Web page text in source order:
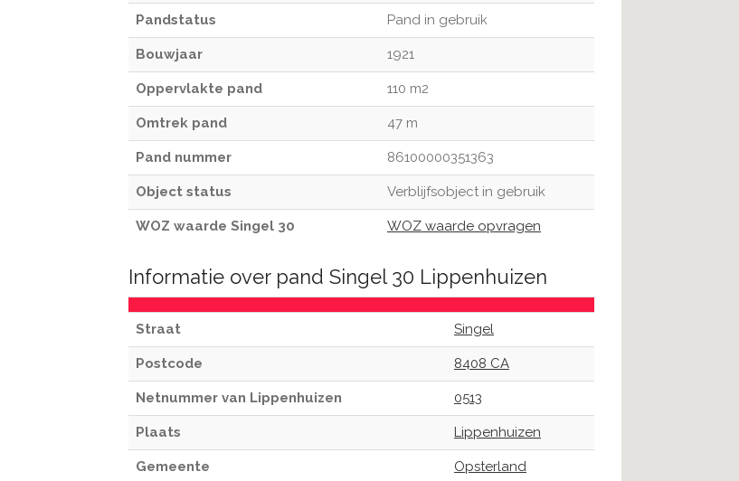
Pandstatus Pand in gebruik
Bouwjaar 1921
Oppervlakte pand 110 m2
Omtrek pand 47 m
Pand nummer 86100000351363
Object status Verblijfsobject in gebruik
WOZ waarde Singel 30 WOZ waarde opvragen
Informatie over pand Singel 30 Lippenhuizen
Straat Singel
Postcode 8408 CA
Netnummer van Lippenhuizen 0513
Plaats Lippenhuizen
Gemeente Opsterland